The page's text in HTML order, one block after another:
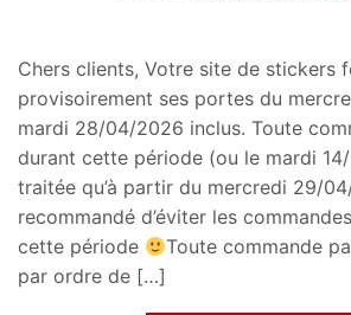
Chers clients, Votre site de stickers
provisoirement ses portes du
mardi 28/04/2026 inclus. Toute
durant cette période (ou le mardi
traitée qu’à partir du mercredi 29/
recommandé d’éviter les
cette période
Toute commande
par ordre de […]